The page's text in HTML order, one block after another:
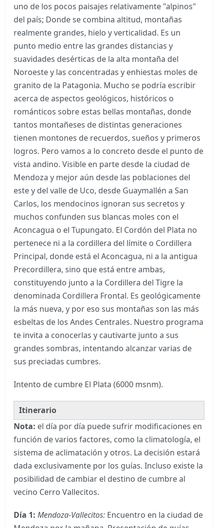
uno de los pocos paisajes relativamente "alpinos"
del país; Donde se combina altitud, montañas
realmente grandes, hielo y verticalidad. Es un
punto medio entre las grandes distancias y
suavidades desérticas de la alta montaña del
Noroeste y las concentradas y enhiestas moles de
granito de la Patagonia. Mucho se podría escribir
acerca de aspectos geológicos, históricos o
románticos sobre estas bellas montañas, donde
tantos montañeses de distintas generaciones
tienen montones de recuerdos, sueños y primeros
logros. Pero vamos a lo concreto desde el punto de
vista andino. Visible en parte desde la ciudad de
Mendoza y mejor aún desde las poblaciones del
este y del valle de Uco, desde Guaymallén a San
Carlos, los mendocinos ignoran sus secretos y
muchos confunden sus blancas moles con el
Aconcagua o el Tupungato. El Cordón del Plata no
pertenece ni a la cordillera del límite o Cordillera
Principal, donde está el Aconcagua, ni a la antigua
Precordillera, sino que está entre ambas,
constituyendo junto a la Cordillera del Tigre la
denominada Cordillera Frontal. Es geológicamente
la más nueva, y por eso sus montañas son las más
esbeltas de los Andes Centrales. Nuestro programa
te invita a conocerlas y cautivarte junto a sus
grandes sombras, intentando alcanzar varias de
sus preciadas cumbres.
Intento de cumbre El Plata (6000 msnm).
Itinerario
Nota: el día por día puede sufrir modificaciones en
función de varios factores, como la climatología, el
sistema de aclimatación y otros. La decisión estará
dada exclusivamente por los guías. Incluso existe la
posibilidad de cambiar el destino de cumbre al
vecino Cerro Vallecitos.
Día 1: Mendoza-Vallecitos: Encuentro en la ciudad de